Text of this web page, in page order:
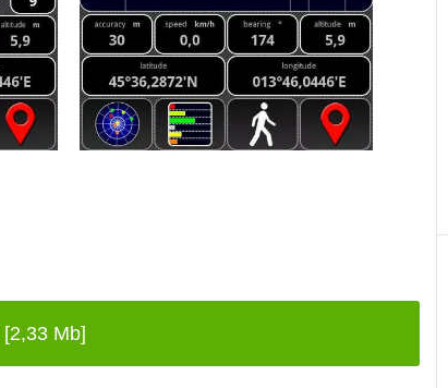
[2,33 Mb]